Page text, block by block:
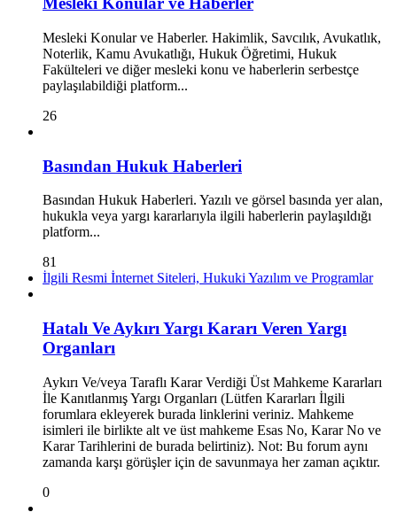
Mesleki Konular ve Haberler. Hakimlik, Savcılık, Avukatlık,
Noterlik, Kamu Avukatlığı, Hukuk Öğretimi, Hukuk
Fakülteleri ve diğer mesleki konu ve haberlerin serbestçe
paylaşılabildiği platform...
26
Basından Hukuk Haberleri
Basından Hukuk Haberleri. Yazılı ve görsel basında yer alan,
hukukla veya yargı kararlarıyla ilgili haberlerin paylaşıldığı
platform...
81
İlgili Resmi İnternet Siteleri, Hukuki Yazılım ve Programlar
Hatalı Ve Aykırı Yargı Kararı Veren Yargı
Organları
Aykırı Ve/veya Taraflı Karar Verdiği Üst Mahkeme Kararları
İle Kanıtlanmış Yargı Organları (Lütfen Kararları İlgili
forumlara ekleyerek burada linklerini veriniz. Mahkeme
isimleri ile birlikte alt ve üst mahkeme Esas No, Karar No ve
Karar Tarihlerini de burada belirtiniz). Not: Bu forum aynı
zamanda karşı görüşler için de savunmaya her zaman açıktır.
0